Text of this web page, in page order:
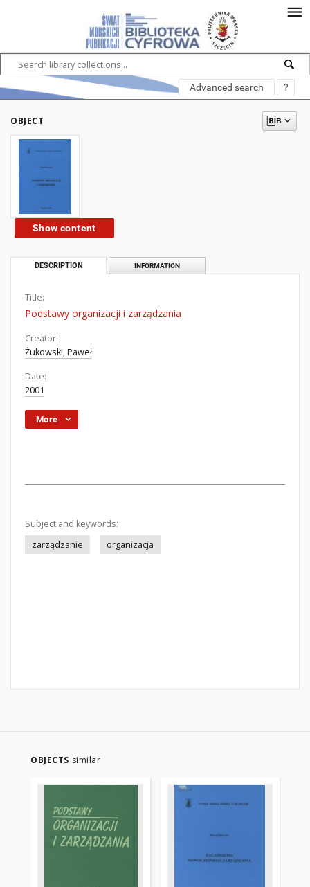
Advanced search ?
OBJECT
Show content
DESCRIPTION INFORMATION
Title:
Podstawy organizacji i zarządzania
Creator:
Żukowski, Paweł
Date:
2001
More
Subject and keywords:
zarządzanie
organizacja
OBJECTS similar